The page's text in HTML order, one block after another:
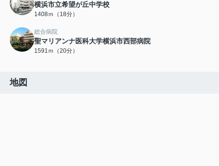
横浜市立希望が丘中学校
1408ｍ（18分）
総合病院
聖マリアンナ医科大学横浜市西部病院
1591ｍ（20分）
地図